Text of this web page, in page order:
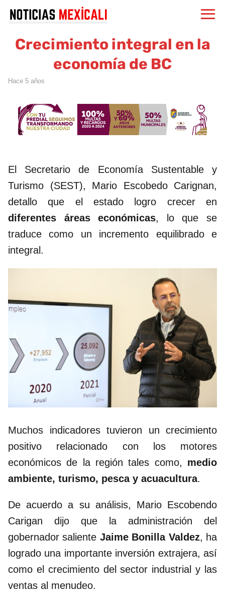
Crecimiento integral en la
economía de BC
hace 5 años
El Secretario de Economía Sustentable y
Turismo (SEST), Mario Escobedo Carignan,
detallo que el estado logro crecer en
diferentes áreas económicas, lo que se
traduce como un incremento equilibrado e
integral.
Muchos indicadores tuvieron un crecimiento
positivo relacionado con los motores
económicos de la región tales como, medio
ambiente, turismo, pesca y acuacultura.
De acuerdo a su análisis, Mario Escobendo
Carigan dijo que la administración del
gobernador saliente Jaime Bonilla Valdez, ha
logrado una importante inversión extrajera, así
como el crecimiento del sector industrial y las
ventas al menudeo.